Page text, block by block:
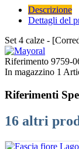
Descrizione
Dettagli del
Set 4 calze -
Riferimento 9759-
In magazzino 1
Riferimenti
16 altri